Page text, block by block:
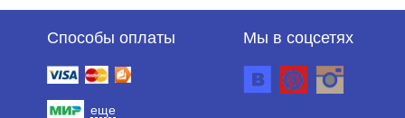
Способы оплаты
еще
Мы в соцсетях